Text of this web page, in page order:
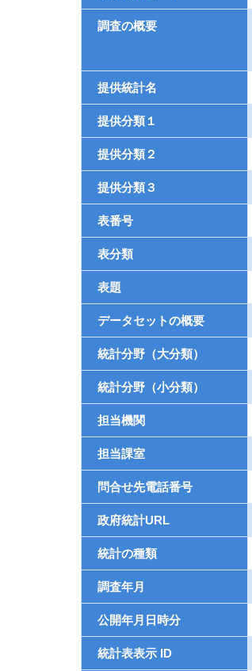
調査の概要
提供統計名
提供分類１
提供分類２
提供分類３
表番号
表分類
表題
データセットの概要
統計分野（大分類）
統計分野（小分類）
担当機関
担当課室
問合せ先電話番号
政府統計URL
統計の種類
調査年月
公開年月日時分
統計表表示 ID